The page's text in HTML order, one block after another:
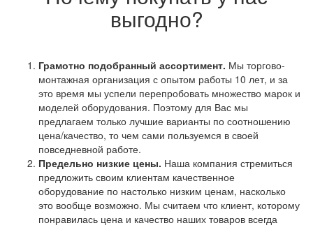
выгодно?
Грамотно подобранный ассортимент. Мы торгово-
монтажная организация с опытом работы 10 лет, и за
это время мы успели перепробовать множество марок и
моделей оборудования. Поэтому для Вас мы
предлагаем только лучшие варианты по соотношению
цена/качество, то чем сами пользуемся в своей
повседневной работе.
Предельно низкие цены. Наша компания стремиться
предложить своим клиентам качественное
оборудование по настолько низким ценам, насколько
это вообще возможно. Мы считаем что клиент, которому
понравилась цена и качество наших товаров всегда